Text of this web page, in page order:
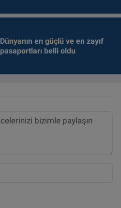
Dünyanın en güçlü ve en zayıf
pasaportları belli oldu